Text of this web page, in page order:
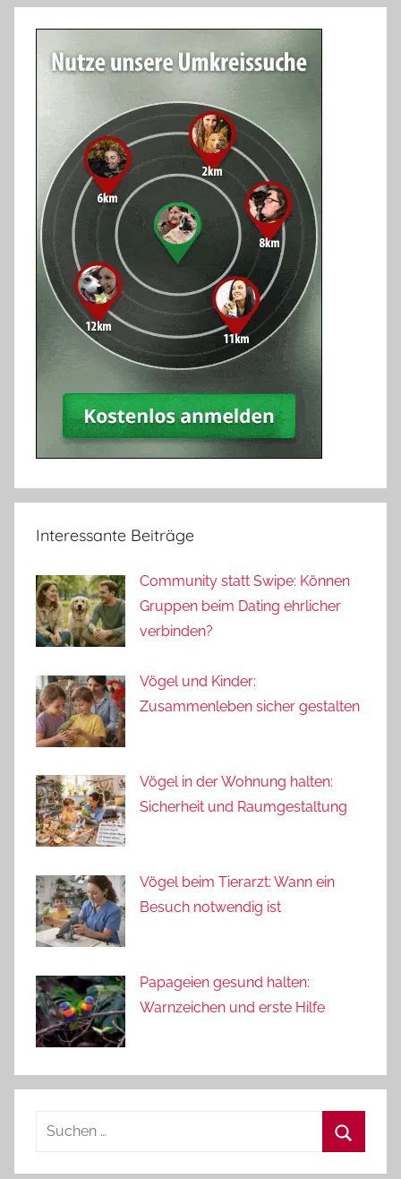
Interessante Beiträge
Community statt Swipe: Können
Gruppen beim Dating ehrlicher
verbinden?
Vögel und Kinder:
Zusammenleben sicher gestalten
Vögel in der Wohnung halten:
Sicherheit und Raumgestaltung
Vögel beim Tierarzt: Wann ein
Besuch notwendig ist
Papageien gesund halten:
Warnzeichen und erste Hilfe
Suchen